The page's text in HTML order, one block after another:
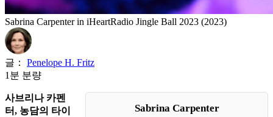
Sabrina Carpenter in iHeartRadio Jingle Ball 2023 (2023)
글：
Penelope H. Fritz
1분 분량
Sabrina Carpenter
사브리나 카펜
터, 농담의 타이